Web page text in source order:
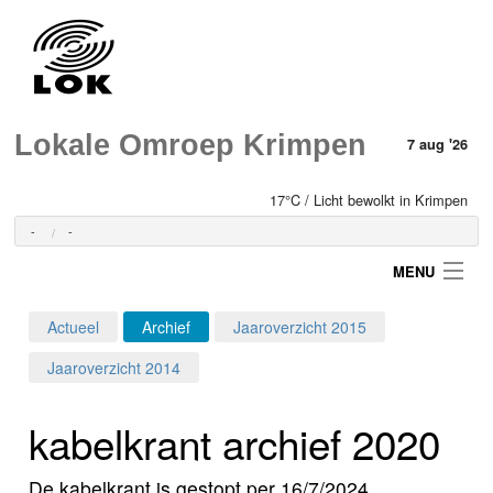
Lokale Omroep Krimpen 7 aug '26
17°C / Licht bewolkt in Krimpen
- -
MENU
Programma's
Actueel Archief
Jaaroverzicht 2015
Jaaroverzicht 2014
kabelkrant archief 2020